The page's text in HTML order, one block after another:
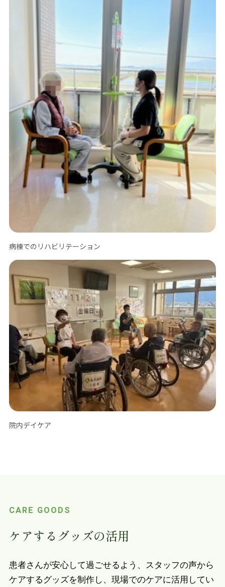
病棟でのリハビリテーション
院内デイケア
CARE GOODS
ケアするグッズの活用
患者さんが安心して過ごせるよう、スタッフの声から
ケアするグッズを制作し、現場でのケアに活用してい